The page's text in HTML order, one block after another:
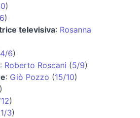
)
)
televisiva: Rosanna
4/6)
: Roberto Roscani (5/9)
: Giò Pozzo (15/10)
)
)
3)